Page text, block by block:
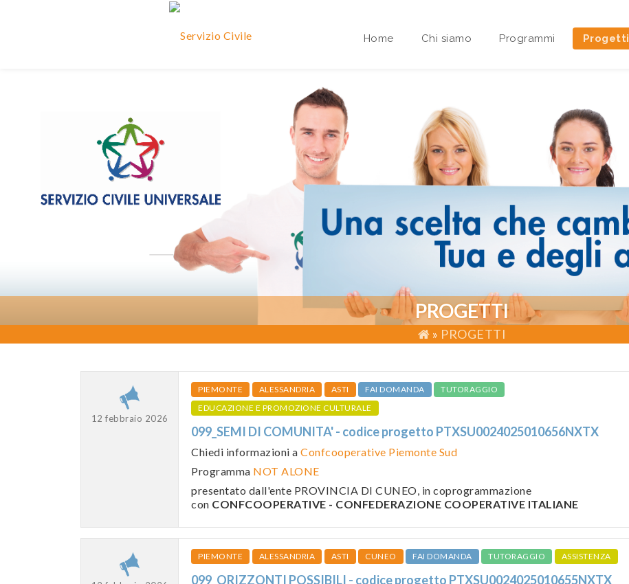
Home Chi siamo
Area riservata Sedi Territoriali
Programmi Progetti
PROGETTI
» PROGETTI
12 febbraio 2026
PIEMONTE ALESSANDRIA ASTI FAI DOMANDA
TUTORAGGIO
EDUCAZIONE E PROMOZIONE CULTURALE
099_SEMI DI COMUNITA' - codice progetto PTXSU0024025010656NXTX
Chiedi informazioni a Confcooperative Piemonte Sud
Programma NOT ALONE
presentato dall'ente PROVINCIA DI CUNEO, in coprogrammazione
con CONFCOOPERATIVE - CONFEDERAZIONE COOPERATIVE ITALIANE
PIEMONTE ALESSANDRIA ASTI CUNEO FAI DOMANDA TUTORAGGIO ASSISTENZA
099_ORIZZONTI POSSIBILI - codice progetto PTXSU0024025010655NXTX